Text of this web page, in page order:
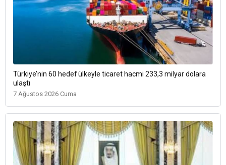
Türkiye’nin 60 hedef ülkeyle ticaret hacmi 233,3 milyar dolara
ulaştı
7 Ağustos 2026 Cuma